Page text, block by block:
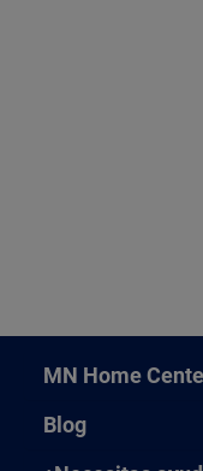
MN Home
Blog